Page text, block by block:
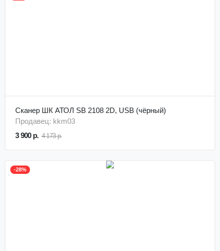
Сканер ШК АТОЛ SB 2108 2D, USB (чёрный)
Продавец: kkm03
3 900 р. 4 173 р.
-28%